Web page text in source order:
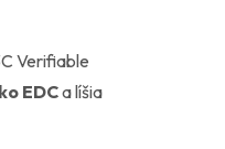
Verifiable
EDCa líšia